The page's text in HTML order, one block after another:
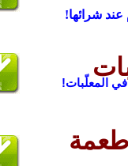
عند شرائها!
في المعلّبات!